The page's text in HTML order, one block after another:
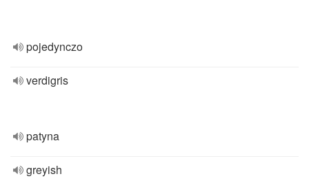
pojedynczo
verdigris
patyna
greyish